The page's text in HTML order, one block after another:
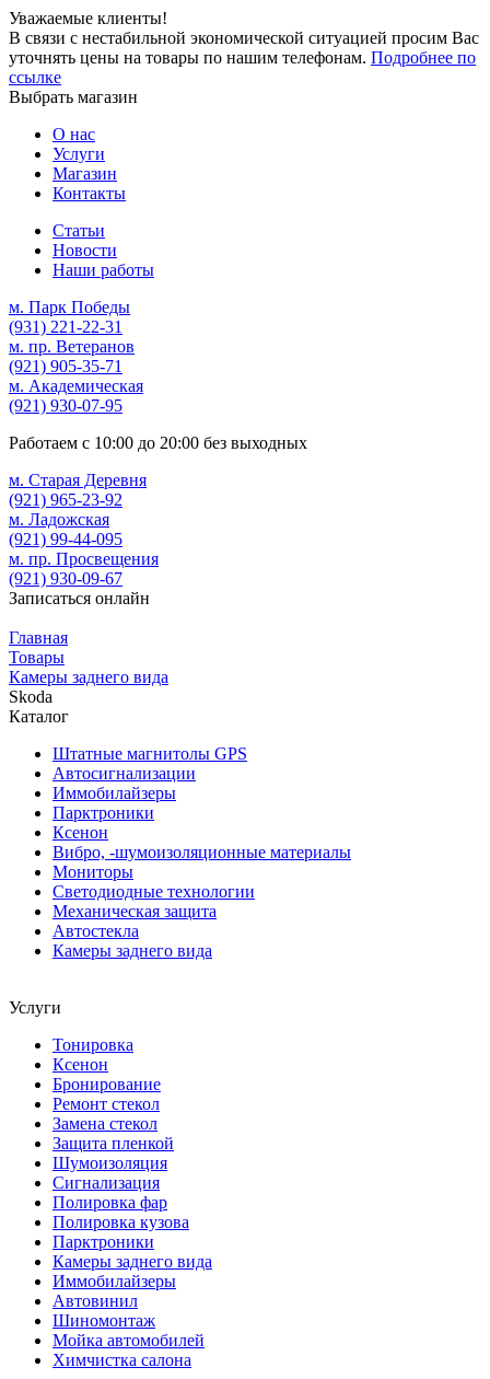
Уважаемые клиенты!
В связи с нестабильной экономической ситуацией просим Вас
уточнять цены на товары по нашим телефонам. Подробнее по
ссылке
Выбрать магазин
О нас
Услуги
Магазин
Контакты
Статьи
Новости
Наши работы
м. Парк Победы
(931) 221-22-31
м. пр. Ветеранов
(921) 905-35-71
м. Академическая
(921) 930-07-95
Работаем с 10:00 до 20:00 без выходных
м. Старая Деревня
(921) 965-23-92
м. Ладожская
(921) 99-44-095
м. пр. Просвещения
(921) 930-09-67
Записаться онлайн
Главная
Товары
Камеры заднего вида
Skoda
Каталог
Штатные магнитолы GPS
Автосигнализации
Иммобилайзеры
Парктроники
Ксенон
Вибро, -шумоизоляционные материалы
Мониторы
Светодиодные технологии
Механическая защита
Автостекла
Камеры заднего вида
Услуги
Тонировка
Ксенон
Бронирование
Ремонт стекол
Замена стекол
Защита пленкой
Шумоизоляция
Сигнализация
Полировка фар
Полировка кузова
Парктроники
Камеры заднего вида
Иммобилайзеры
Автовинил
Шиномонтаж
Мойка автомобилей
Химчистка салона